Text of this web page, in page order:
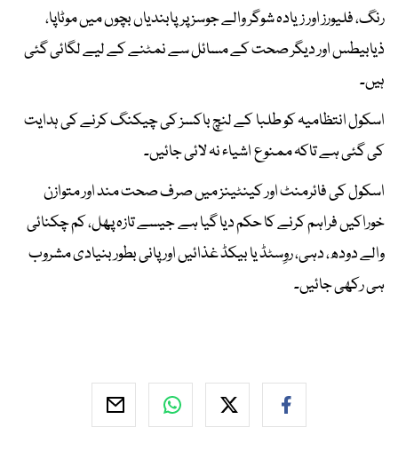
رنگ، فلیورز اور زیادہ شوگر والے جوسز پر پابندیاں بچوں میں موٹاپا،
ذیابیطس اور دیگر صحت کے مسائل سے نمٹنے کے لیے لگائی گئی
ہیں۔
اسکول انتظامیہ کو طلبا کے لنچ باکسز کی چیکنگ کرنے کی ہدایت
کی گئی ہے تاکہ ممنوع اشیاء نہ لائی جائیں۔
اسکول کی فائرمنٹ اور کینٹینز میں صرف صحت مند اور متوازن
خوراکیں فراہم کرنے کا حکم دیا گیا ہے جیسے تازہ پھل، کم چکنائی
والے دودھ، دہی، روِسٹڈ یا بیکڈ غذائیں اور پانی بطور بنیادی مشروب
ہی رکھی جائیں۔